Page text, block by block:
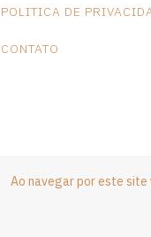
Ao navegar por este site
POLITICA DE
CONTATO